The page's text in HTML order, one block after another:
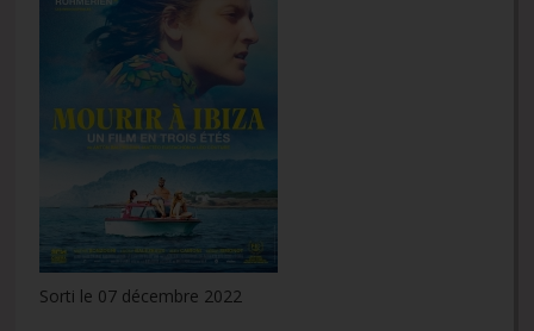
Sorti le 07 décembre 2022